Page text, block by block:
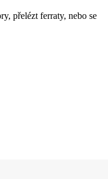
přelézt ferraty, nebo se